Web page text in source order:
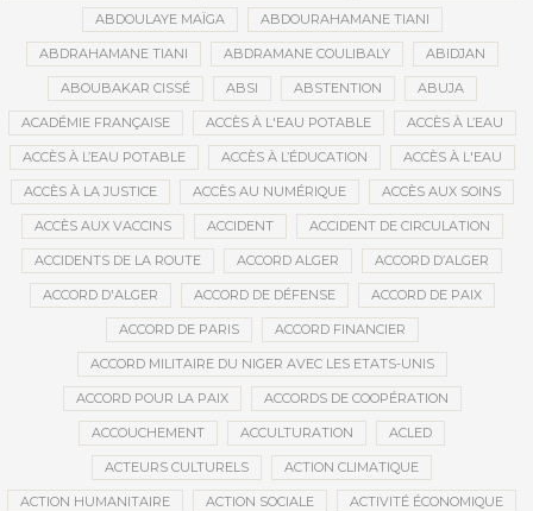
ABDOULAYE MAÏGA ABDOURAHAMANE TIANI
ABDRAHAMANE TIANI ABDRAMANE COULIBALY ABIDJAN
ABOUBAKAR CISSÉ ABSI ABSTENTION ABUJA
ACADÉMIE FRANÇAISE ACCÈS À L'EAU POTABLE ACCÈS À L’EAU
ACCÈS À L’EAU POTABLE ACCÈS À L’ÉDUCATION ACCÈS À L'EAU
ACCÈS À LA JUSTICE ACCÈS AU NUMÉRIQUE ACCÈS AUX SOINS
ACCÈS AUX VACCINS ACCIDENT ACCIDENT DE CIRCULATION
ACCIDENTS DE LA ROUTE ACCORD ALGER ACCORD D’ALGER
ACCORD D'ALGER ACCORD DE DÉFENSE ACCORD DE PAIX
ACCORD DE PARIS ACCORD FINANCIER
ACCORD MILITAIRE DU NIGER AVEC LES ETATS-UNIS
ACCORD POUR LA PAIX ACCORDS DE COOPÉRATION
ACCOUCHEMENT ACCULTURATION ACLED
ACTEURS CULTURELS ACTION CLIMATIQUE
ACTION HUMANITAIRE ACTION SOCIALE ACTIVITÉ ÉCONOMIQUE